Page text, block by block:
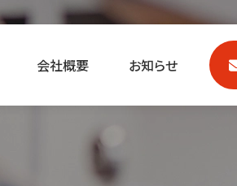
会社概要 お知らせ